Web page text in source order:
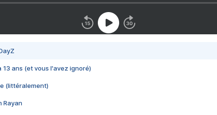
13 ans (et vous l'avez ignoré)
(littéralement)
Rayan